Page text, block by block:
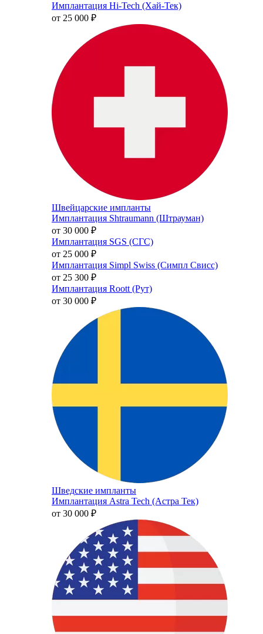
Имплантация Hi-Tech (Хай-Тек)
от 25 000 ₽
Швейцарские импланты
Имплантация Shtraumann (Штрауман)
от 30 000 ₽
Имплантация SGS (СГС)
от 25 000 ₽
Имплантация Simpl Swiss (Симпл Свисс)
от 25 300 ₽
Имплантация Roott (Рут)
от 30 000 ₽
Шведские импланты
Имплантация Astra Tech (Астра Тек)
от 30 000 ₽